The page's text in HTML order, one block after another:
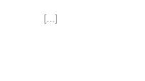
[...]